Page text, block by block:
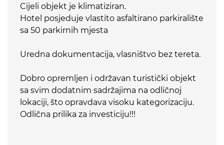
Cijeli objekt je klimatiziran.
Hotel posjeduje vlastito asfaltirano parkiralište
sa 50 parkirnih mjesta
Uredna dokumentacija, vlasništvo bez tereta.
Dobro opremljen i održavan turistički objekt
sa svim dodatnim sadržajima na odličnoj
lokaciji, što opravdava visoku kategorizaciju.
Odlična prilika za investiciju!!!